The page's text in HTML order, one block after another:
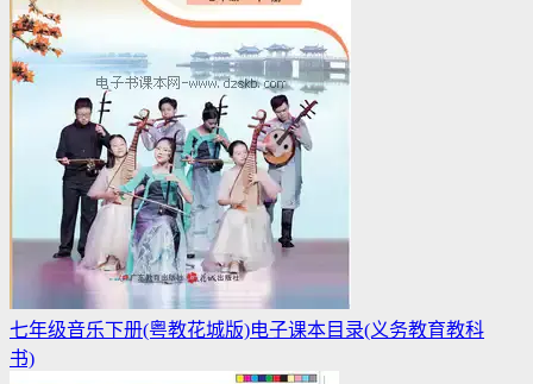
七年级音乐下册(粤教花城版)电子课本目录(义务教育教科
书)